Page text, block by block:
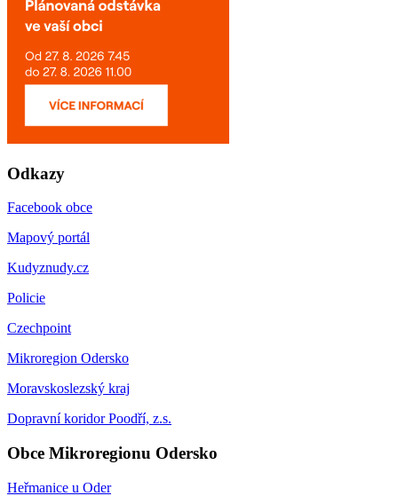
Odkazy
Facebook obce
Mapový portál
Kudyznudy.cz
Policie
Czechpoint
Mikroregion Odersko
Moravskoslezský kraj
Dopravní koridor Poodří, z.s.
Obce Mikroregionu Odersko
Heřmanice u Oder